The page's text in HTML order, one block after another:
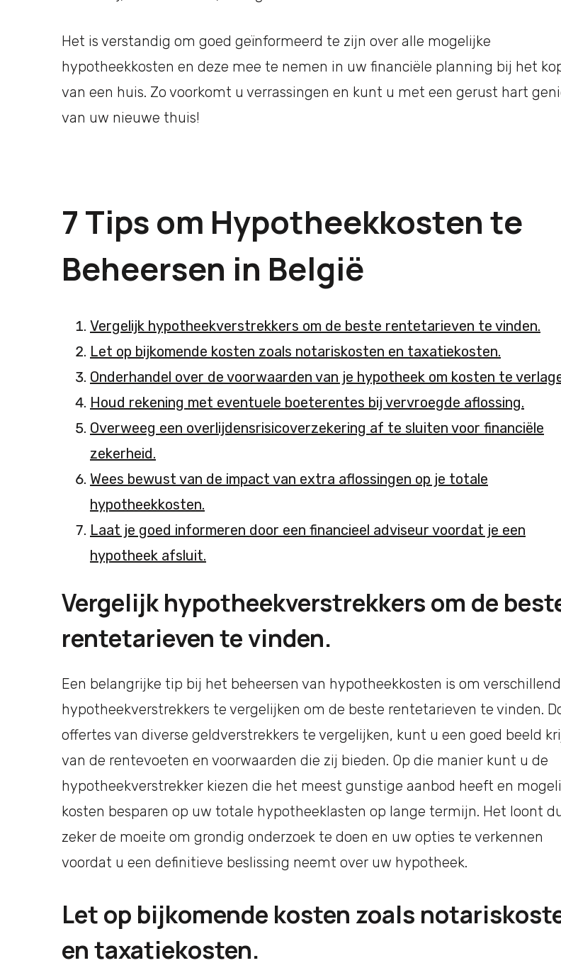
Het is verstandig om goed geïnformeerd te zijn over alle mogelijke
hypotheekkosten en deze mee te nemen in uw financiële planning bij het
van een huis. Zo voorkomt u verrassingen en kunt u met een gerust hart
van uw nieuwe thuis!
7 Tips om Hypotheekkosten te
Beheersen in België
Vergelijk hypotheekverstrekkers om de beste rentetarieven te vinden.
Let op bijkomende kosten zoals notariskosten en taxatiekosten.
Onderhandel over de voorwaarden van je hypotheek om kosten te
Houd rekening met eventuele boeterentes bij vervroegde aflossing.
Overweeg een overlijdensrisicoverzekering af te sluiten voor financiële
zekerheid.
Wees bewust van de impact van extra aflossingen op je totale
hypotheekkosten.
Laat je goed informeren door een financieel adviseur voordat je een
hypotheek afsluit.
Vergelijk hypotheekverstrekkers om de
rentetarieven te vinden.
Een belangrijke tip bij het beheersen van hypotheekkosten is om
hypotheekverstrekkers te vergelijken om de beste rentetarieven te vinden.
offertes van diverse geldverstrekkers te vergelijken, kunt u een goed beeld
van de rentevoeten en voorwaarden die zij bieden. Op die manier kunt u de
hypotheekverstrekker kiezen die het meest gunstige aanbod heeft en
kosten besparen op uw totale hypotheeklasten op lange termijn. Het loont
zeker de moeite om grondig onderzoek te doen en uw opties te verkennen
voordat u een definitieve beslissing neemt over uw hypotheek.
Let op bijkomende kosten zoals
en taxatiekosten.